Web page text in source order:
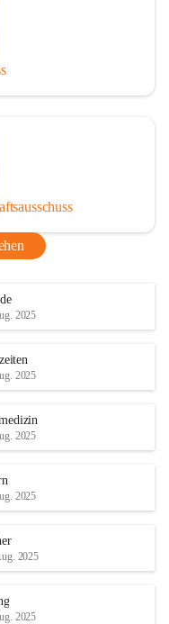
2025
2025
2025
2025
2025
2025